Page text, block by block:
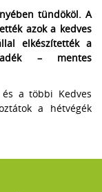
tündököl. A
azok a kedves
elkészítették a
– mentes
és a többi Kedves
a hétvégék